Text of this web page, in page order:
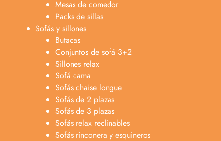
Mesas de comedor
Packs de sillas
Sofás y sillones
Butacas
Conjuntos de sofá 3+2
Sillones relax
Sofá cama
Sofás chaise longue
Sofás de 2 plazas
Sofás de 3 plazas
Sofás relax reclinables
Sofás rinconera y esquineros